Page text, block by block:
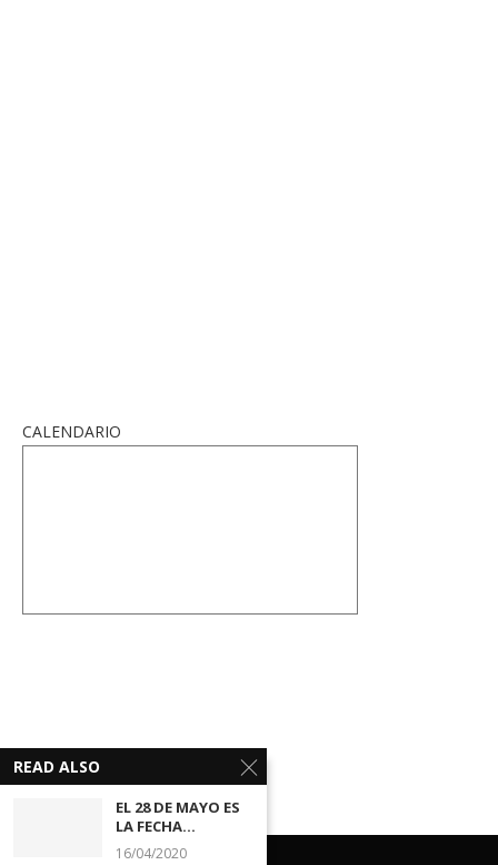
CALENDARIO
READ ALSO
EL 28 DE MAYO ES
LA FECHA...
16/04/2020